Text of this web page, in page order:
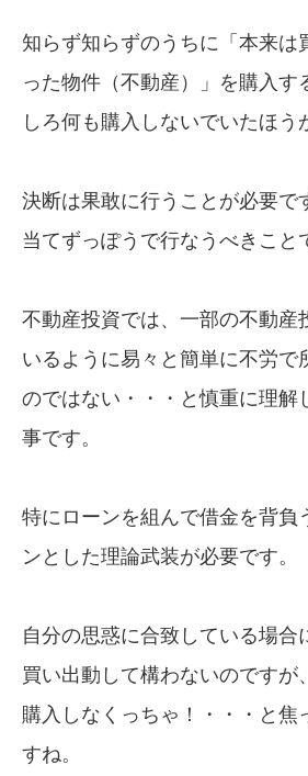
知らず知らずのうちに「本来は
った物件（不動産）」を購入す
しろ何も購入しないでいたほう
決断は果敢に行うことが必要で
当てずっぽうで行なうべきこと
不動産投資では、一部の不動産
いるように易々と簡単に不労で
のではない・・・と慎重に理解
事です。
特にローンを組んで借金を背負
ンとした理論武装が必要です。
自分の思惑に合致している場合
買い出動して構わないのですが
購入しなくっちゃ！・・・と焦
すね。